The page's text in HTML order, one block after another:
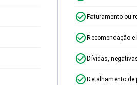
Faturamento ou
Recomendação
Dívidas,
Detalhamento de